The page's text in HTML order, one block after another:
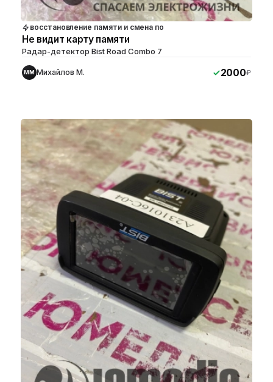
восстановление памяти и смена по
Не видит карту памяти
Радар-детектор Bist Road Combo 7
ММ Михайлов М. 2000₽